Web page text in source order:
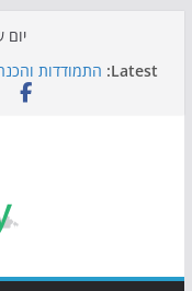
יום
Latest: התמודדות
אי
כדורגל
הקיץ של בני
בטוח בשעות